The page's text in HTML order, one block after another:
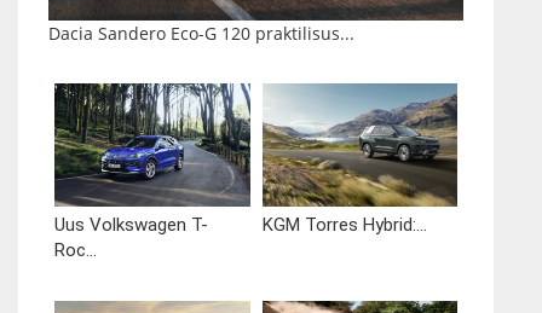
Dacia Sandero Eco-G 120 praktilisus...
Uus Volkswagen T-
Roc...
KGM Torres Hybrid:...